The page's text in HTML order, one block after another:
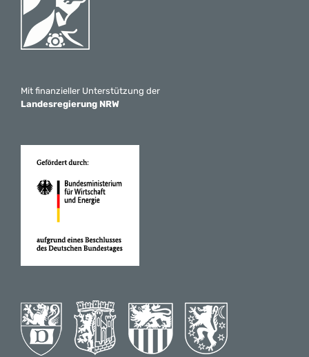
Mit finanzieller Unterstützung der
Landesregierung NRW